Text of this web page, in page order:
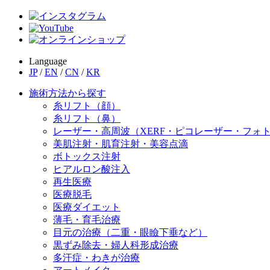
Language
JP / EN / CN / KR
施術方法から探す
糸リフト（顔）
糸リフト（鼻）
レーザー・高周波（XERF・ピコレーザー・フォ
美肌注射・肌育注射・美容点滴
ボトックス注射
ヒアルロン酸注入
再生医療
医療脱毛
医療ダイエット
薄毛・育毛治療
目元の治療（二重・眼瞼下垂など）
黒ずみ除去・婦人科形成治療
多汗症・わきが治療